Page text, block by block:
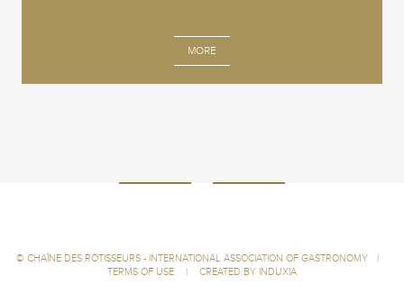
MORE
© CHAÎNE DES RÔTISSEURS - INTERNATIONAL ASSOCIATION OF GASTRONOMY
|
TERMS OF USE
| CREATED BY INDUXIA